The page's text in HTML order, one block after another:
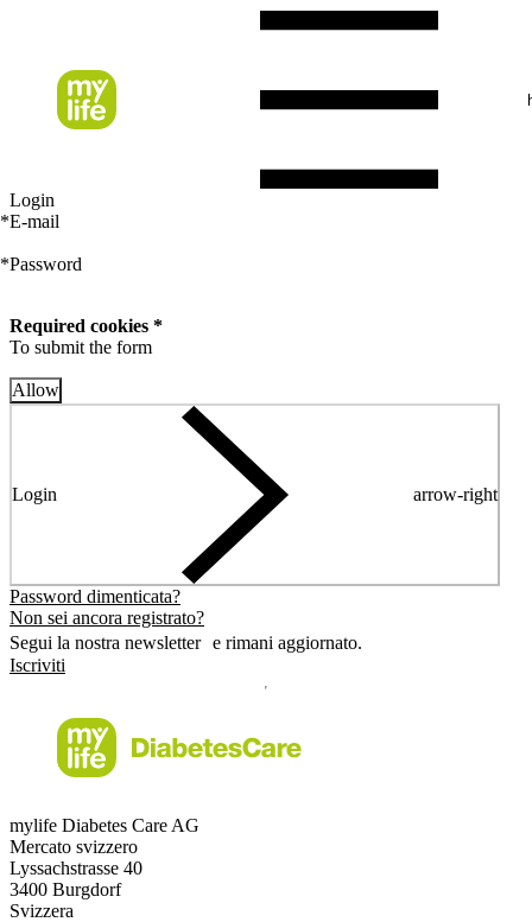
Login
*E-mail
*Password
Required cookies *
To submit the form
Allow
Login arrow-right
Password dimenticata?
Non sei ancora registrato?
Segui la nostra newsletter e rimani aggiornato.
Iscriviti
mylife Diabetes Care AG
Mercato svizzero
Lyssachstrasse 40
3400 Burgdorf
Svizzera